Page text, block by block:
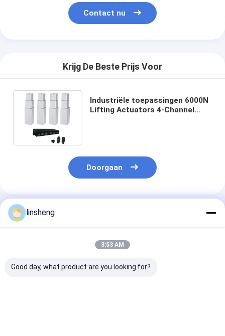
Contact nu
Krijg De Beste Prijs Voor
Industriële toepassingen 6000N
Lifting Actuators 4-Channel
Doorgaan
Geadviseerde Producten
linsheng
3:53 AM
Good day, what product are you looking for?